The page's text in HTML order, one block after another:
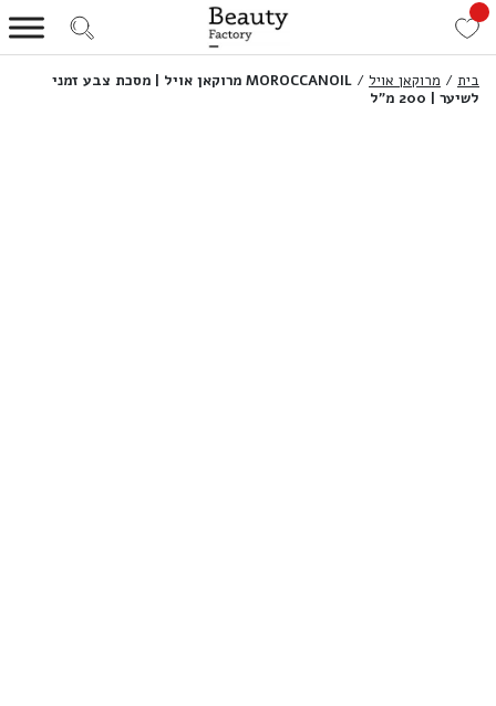
בית / מרוקאן אויל /
MOROCCANOIL מרוקאן אויל | מסכת צבע זמני
לשיער | 200 מ”ל